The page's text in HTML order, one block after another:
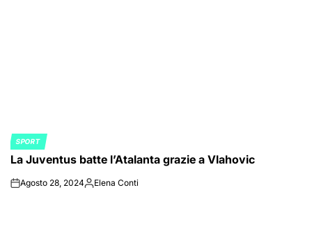
POSTED
IN
SPORT
La Juventus batte l’Atalanta grazie a Vlahovic
onAgosto 28, 2024Posted
Elena Conti